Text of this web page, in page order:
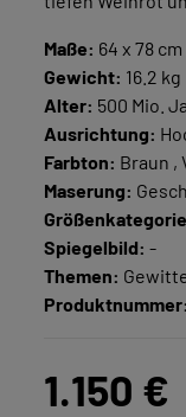
Maße: 64 x 78 cm
Gewicht: 16.2 kg
Alter: 500 Mio.
Ausrichtung:
Farbton: Braun ,
Maserung:
Spiegelbild: -
Themen:
Produktnummer:
1.150 €